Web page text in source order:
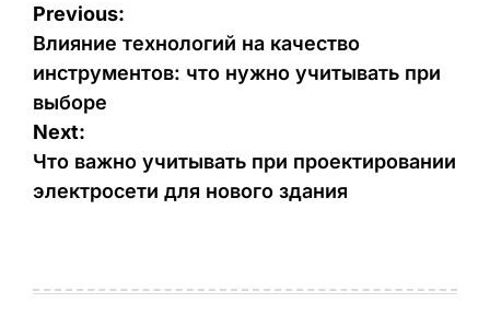
Previous:
Влияние технологий на качество
инструментов: что нужно учитывать при
выборе
Next:
Что важно учитывать при проектировании
электросети для нового здания